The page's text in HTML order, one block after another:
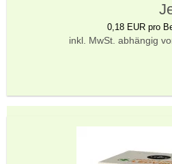
0,18 EUR pro
inkl. MwSt. abhängig